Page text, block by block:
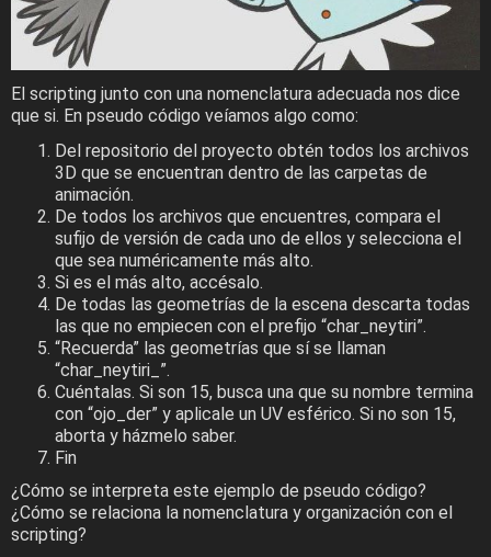
El scripting junto con una nomenclatura adecuada nos dice
que si. En pseudo código veíamos algo como:
Del repositorio del proyecto obtén todos los archivos
3D que se encuentran dentro de las carpetas de
animación.
De todos los archivos que encuentres, compara el
sufijo de versión de cada uno de ellos y selecciona el
que sea numéricamente más alto.
Si es el más alto, accésalo.
De todas las geometrías de la escena descarta todas
las que no empiecen con el prefijo “char_neytiri”.
“Recuerda” las geometrías que sí se llaman
“char_neytiri_”.
Cuéntalas. Si son 15, busca una que su nombre termina
con “ojo_der” y aplicale un UV esférico. Si no son 15,
aborta y házmelo saber.
Fin
¿Cómo se interpreta este ejemplo de pseudo código?
¿Cómo se relaciona la nomenclatura y organización con el
scripting?